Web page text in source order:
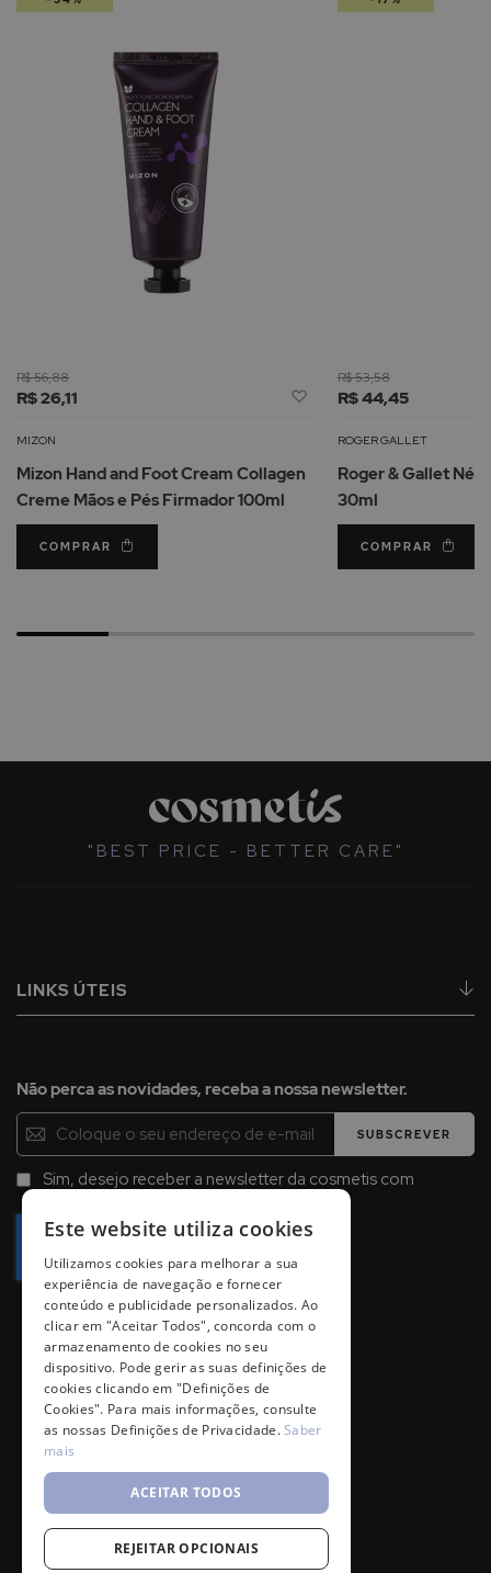
R$ 26,11
R$ 56,88
Adicionar
Lista
Desejos
MIZON
Mizon Hand and Foot Cream Collagen
Creme Mãos e Pés Firmador 100ml
COMPRAR
R$ 44,45
R$ 53,58
ROGER GALLET
Roger & Gallet
30ml
COMPRAR
"BEST PRICE - BETTER CARE"
LINKS ÚTEIS
Não perca as novidades, receba a nossa newsletter.
Inscreva-
se
na
Newsletter:
SUBSCREVER
Sim, desejo receber a newsletter da cosmetis com
Este website utiliza cookies
Utilizamos cookies para melhorar a sua
experiência de navegação e fornecer
conteúdo e publicidade personalizados. Ao
clicar em "Aceitar Todos", concorda com o
armazenamento de cookies no seu
dispositivo. Pode gerir as suas definições de
cookies clicando em "Definições de
Cookies". Para mais informações, consulte
as nossas Definições de Privacidade.Saber
mais
ACEITAR TODOS
REJEITAR OPCIONAIS